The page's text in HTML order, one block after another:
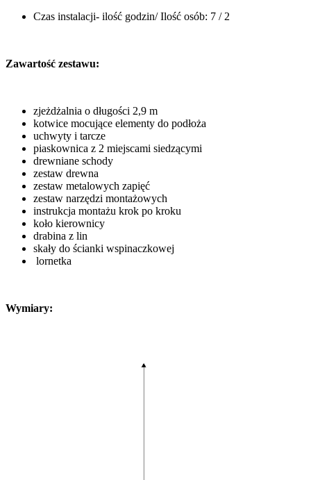
Czas instalacji- ilość godzin/ Ilość osób: 7 / 2
Zawartość zestawu:
zjeżdżalnia o długości 2,9 m
kotwice mocujące elementy do podłoża
uchwyty i tarcze
piaskownica z 2 miejscami siedzącymi
drewniane schody
zestaw drewna
zestaw metalowych zapięć
zestaw narzędzi montażowych
instrukcja montażu krok po kroku
koło kierownicy
drabina z lin
skały do ścianki wspinaczkowej
lornetka
Wymiary: